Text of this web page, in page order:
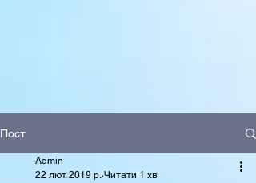
Пост
Admin
22 лют. 2019 р. Читати 1 хв